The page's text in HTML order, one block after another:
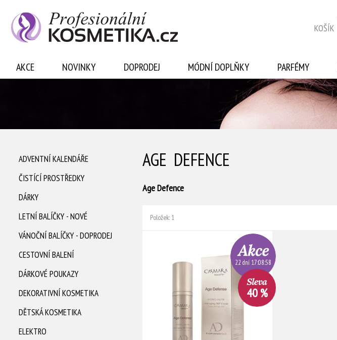
KOŠÍK
AKCE NOVINKY DOPRODEJ MÓDNÍ DOPLŇKY PARFÉMY
ADVENTNÍ KALENDÁŘE
ČISTÍCÍ PROSTŘEDKY
DÁRKY
LETNÍ BALÍČKY - NOVÉ
VÁNOČNÍ BALÍČKY - DOPRODEJ
CESTOVNÍ BALENÍ
DÁRKOVÉ POUKAZY
DEKORATIVNÍ KOSMETIKA
DĚTSKÁ KOSMETIKA
ELEKTRO
AGE DEFENCE
Age Defence
Položek: 1
22 dní 17:08:57
40 %